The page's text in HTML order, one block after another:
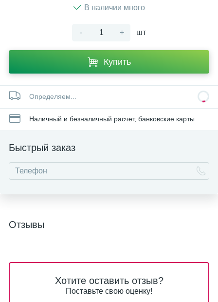
В наличии много
- + шт
Купить
Определяем...
Наличный и безналичный расчет, банковские карты
Быстрый заказ
Отзывы
Хотите оставить отзыв?
Поставьте свою оценку!